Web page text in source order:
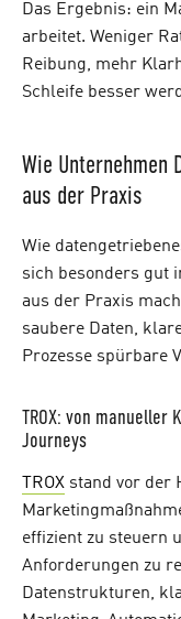
Das Ergebnis: ein
arbeitet. Weniger
Reibung, mehr
Schleife besser
Wie Unternehmen
aus der Praxis
Wie
sich besonders gut
aus der Praxis
saubere Daten,
Prozesse spürbare
TROX: von
Journeys
TROX stand vor der
effizient zu steuern
Anforderungen zu
Datenstrukturen,